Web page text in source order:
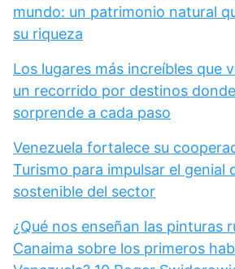
mundo: un patrimonio natural
su riqueza
Los lugares más increíbles que
un recorrido por destinos
sorprende a cada paso
Venezuela fortalece su
Turismo para impulsar el genial
sostenible del sector
¿Qué nos enseñan las pinturas
Canaima sobre los primeros